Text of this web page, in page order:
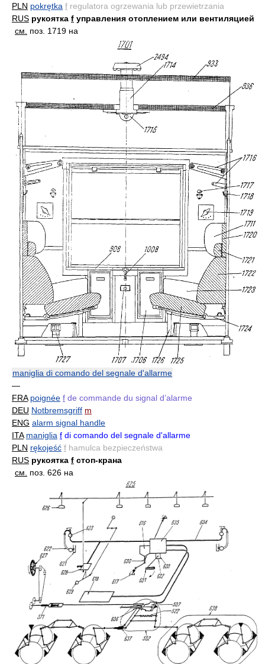
PLN pokrętka f regulatora ogrzewania lub przewietrzania
RUS рукоятка f управления отоплением или вентиляцией
см.
поз. 1719 на
maniglia di comando del segnale d'allarme
—
FRA poignée f de commande du signal d’alarme
DEU Notbremsgriff m
ENG alarm signal handle
ITA maniglia f di comando del segnale d'allarme
PLN rękojeść f hamulca bezpieczeństwa
RUS рукоятка f стоп-крана
см. поз. 626 на